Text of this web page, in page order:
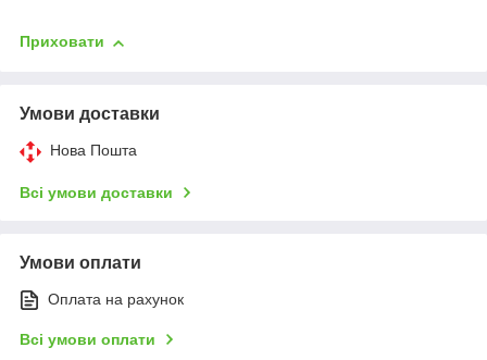
Приховати
Умови доставки
Нова Пошта
Всі умови доставки
Умови оплати
Оплата на рахунок
Всі умови оплати